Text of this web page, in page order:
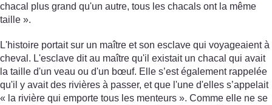
chacal plus grand qu'un autre, tous les chacals ont la même
taille ».
L'histoire portait sur un maître et son esclave qui voyageaient à
cheval. L'esclave dit au maître qu'il existait un chacal qui avait
la taille d'un veau ou d'un bœuf. Elle s’est également rappelée
qu'il y avait des rivières à passer, et que l'une d'elles s’appelait
« la rivière qui emporte tous les menteurs ». Comme elle ne se